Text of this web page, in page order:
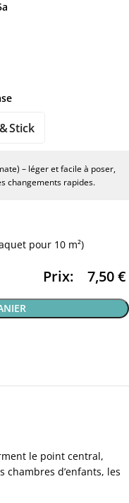
Stick
– léger et facile à poser,
changements rapides.
pour 10 m²)
Prix: 7,50€
le point central,
d’enfants, les